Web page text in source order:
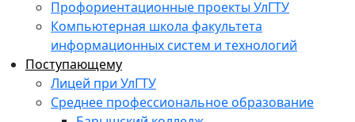
Профориентационные проекты УлГТУ
Компьютерная школа факультета
информационных систем и технологий
Поступающему
Лицей при УлГТУ
Среднее профессиональное образование